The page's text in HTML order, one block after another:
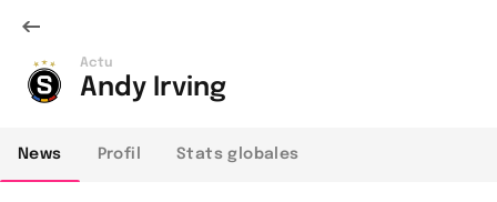
Actu
Andy Irving
News Profil Stats globales